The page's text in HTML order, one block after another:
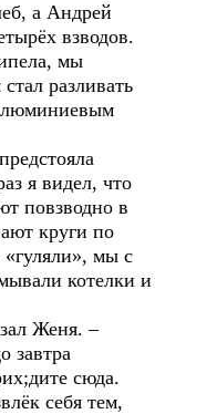
а Андрей
взводов.
мы
разливать
я видел, что
повзводно в
круги по
мы с
котелки и
Женя. –
завтра
сюда.
себя тем,